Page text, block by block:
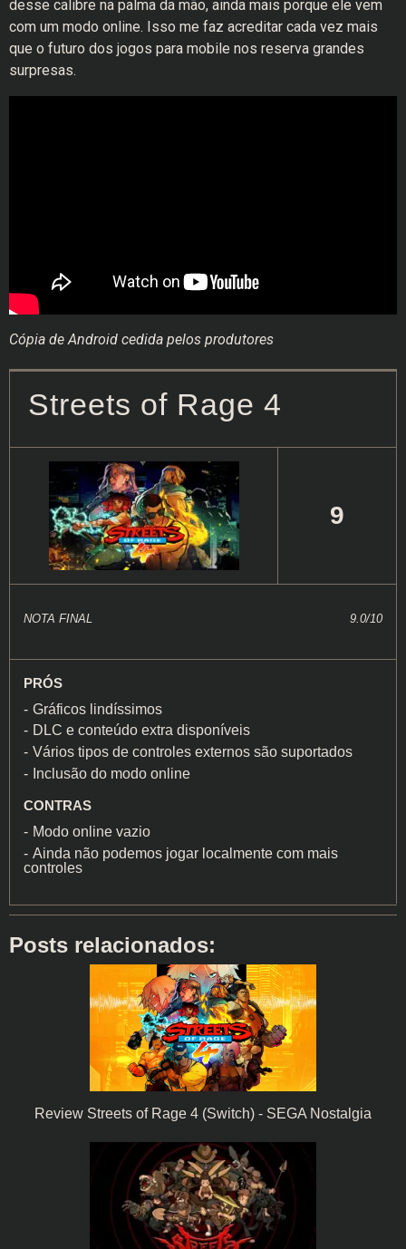
desse calibre na palma da mão, ainda mais porque ele vem
com um modo online. Isso me faz acreditar cada vez mais
que o futuro dos jogos para mobile nos reserva grandes
surpresas.
Cópia de Android cedida pelos produtores
Streets of Rage 4
9
NOTA FINAL 9.0/10
PRÓS
Gráficos lindíssimos
DLC e conteúdo extra disponíveis
Vários tipos de controles externos são suportados
Inclusão do modo online
CONTRAS
Modo online vazio
Ainda não podemos jogar localmente com mais
controles
Posts relacionados:
Review Streets of Rage 4 (Switch) - SEGA Nostalgia